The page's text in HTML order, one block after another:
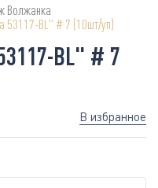
Волжанка
53117-BL" # 7 (10шт/уп)
BL" # 7
В избранное